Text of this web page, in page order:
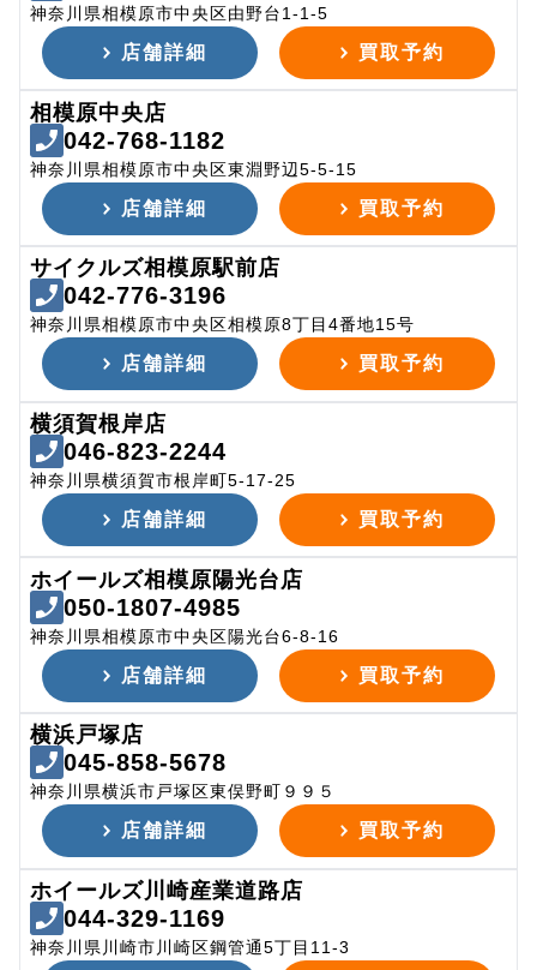
神奈川県相模原市中央区由野台1-1-5
店舗詳細 買取予約
相模原中央店
042-768-1182
神奈川県相模原市中央区東淵野辺5-5-15
店舗詳細 買取予約
サイクルズ相模原駅前店
042-776-3196
神奈川県相模原市中央区相模原8丁目4番地15号
店舗詳細 買取予約
横須賀根岸店
046-823-2244
神奈川県横須賀市根岸町5-17-25
店舗詳細 買取予約
ホイールズ相模原陽光台店
050-1807-4985
神奈川県相模原市中央区陽光台6-8-16
店舗詳細 買取予約
横浜戸塚店
045-858-5678
神奈川県横浜市戸塚区東俣野町９９５
店舗詳細 買取予約
ホイールズ川崎産業道路店
044-329-1169
神奈川県川崎市川崎区鋼管通5丁目11-3